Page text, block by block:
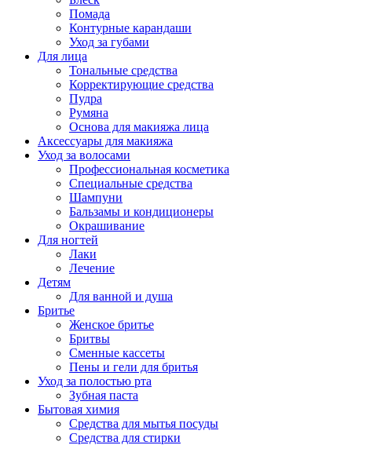
Помада
Контурные карандаши
Уход за губами
Для лица
Тональные средства
Корректирующие средства
Пудра
Румяна
Основа для макияжа лица
Аксессуары для макияжа
Уход за волосами
Профессиональная косметика
Специальные средства
Шампуни
Бальзамы и кондиционеры
Окрашивание
Для ногтей
Лаки
Лечение
Детям
Для ванной и душа
Бритье
Женское бритье
Бритвы
Сменные кассеты
Пены и гели для бритья
Уход за полостью рта
Зубная паста
Бытовая химия
Средства для мытья посуды
Средства для стирки